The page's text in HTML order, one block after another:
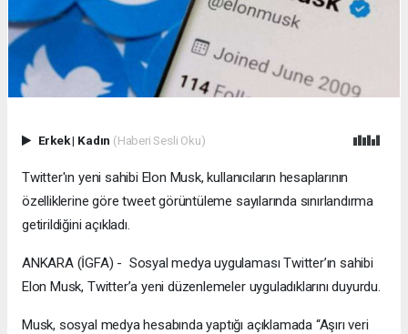
Erkek| Kadın (Haberi Sesli Oku)
Twitter'ın yeni sahibi Elon Musk, kullanıcıların hesaplarının
özelliklerine göre tweet görüntüleme sayılarında sınırlandırma
getirildiğini açıkladı.
ANKARA (İGFA) - Sosyal medya uygulaması Twitter’ın sahibi
Elon Musk, Twitter’a yeni düzenlemeler uyguladıklarını duyurdu.
Musk, sosyal medya hesabında yaptığı açıklamada “Aşırı veri